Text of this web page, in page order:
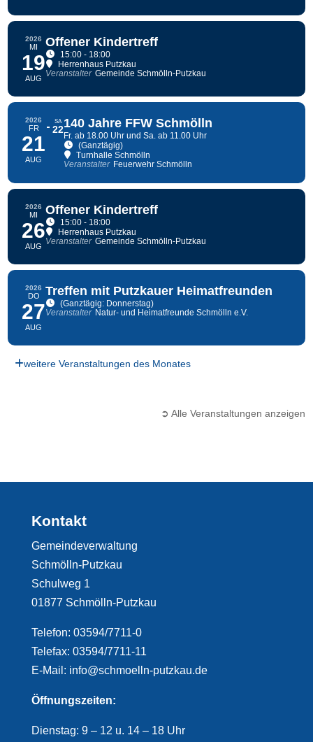
2026
MI
19
AUG
Offener Kindertreff
15:00 - 18:00
Herrenhaus Putzkau
Veranstalter Gemeinde Schmölln-Putzkau
2026
FR
21
AUG
SA
22140 Jahre FFW Schmölln
Fr. ab 18.00 Uhr und Sa. ab 11.00 Uhr
(Ganztägig)
Turnhalle Schmölln
Veranstalter Feuerwehr Schmölln
2026
MI
26
AUG
Offener Kindertreff
15:00 - 18:00
Herrenhaus Putzkau
Veranstalter Gemeinde Schmölln-Putzkau
2026
DO
27
AUG
Treffen mit Putzkauer Heimatfreunden
(Ganztägig: Donnerstag)
Veranstalter Natur- und Heimatfreunde Schmölln e.V.
weitere Veranstaltungen des Monates
➲ Alle Veranstaltungen anzeigen
Kontakt
Gemeindeverwaltung
Schmölln-Putzkau
Schulweg 1
01877 Schmölln-Putzkau
Telefon: 03594/7711-0
Telefax: 03594/7711-11
E-Mail: info@schmoelln-putzkau.de
Öffnungszeiten:
Dienstag: 9 – 12 u. 14 – 18 Uhr